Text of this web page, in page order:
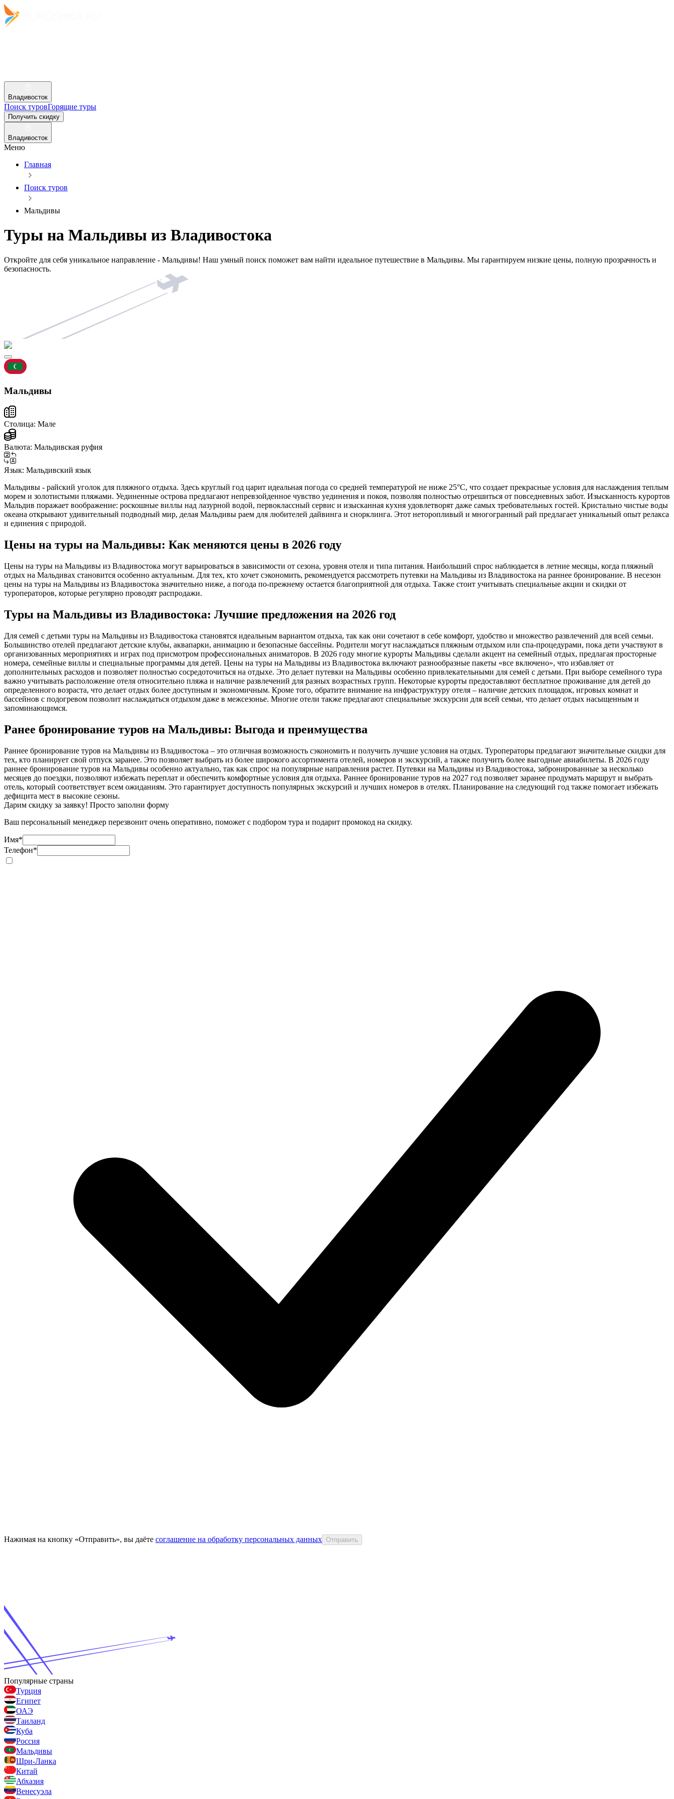
Владивосток
Поиск туровГорящие туры
Получить скидку
Владивосток
Меню
Главная
Поиск туров
Мальдивы
Туры на Мальдивы из Владивостока
Откройте для себя уникальное направление - Мальдивы! Наш умный поиск поможет вам найти идеальное путешествие в Мальдивы. Мы гарантируем низкие цены, полную прозрачность и
безопасность.
Мальдивы
Столица: Мале
Валюта: Мальдивская руфия
Язык: Мальдивский язык
Мальдивы - райский уголок для пляжного отдыха. Здесь круглый год царит идеальная погода со средней температурой не ниже 25°C, что создает прекрасные условия для наслаждения теплым
морем и золотистыми пляжами. Уединенные острова предлагают непревзойденное чувство уединения и покоя, позволяя полностью отрешиться от повседневных забот. Изысканность курортов
Мальдив поражает воображение: роскошные виллы над лазурной водой, первоклассный сервис и изысканная кухня удовлетворят даже самых требовательных гостей. Кристально чистые воды
океана открывают удивительный подводный мир, делая Мальдивы раем для любителей дайвинга и снорклинга. Этот неторопливый и многогранный рай предлагает уникальный опыт релакса
и единения с природой.
Цены на туры на Мальдивы: Как меняются цены в 2026 году
Цены на туры на Мальдивы из Владивостока могут варьироваться в зависимости от сезона, уровня отеля и типа питания. Наибольший спрос наблюдается в летние месяцы, когда пляжный
отдых на Мальдивах становится особенно актуальным. Для тех, кто хочет сэкономить, рекомендуется рассмотреть путевки на Мальдивы из Владивостока на раннее бронирование. В несезон
цены на туры на Мальдивы из Владивостока значительно ниже, а погода по-прежнему остается благоприятной для отдыха. Также стоит учитывать специальные акции и скидки от
туроператоров, которые регулярно проводят распродажи.
Туры на Мальдивы из Владивостока: Лучшие предложения на 2026 год
Для семей с детьми туры на Мальдивы из Владивостока становятся идеальным вариантом отдыха, так как они сочетают в себе комфорт, удобство и множество развлечений для всей семьи.
Большинство отелей предлагают детские клубы, аквапарки, анимацию и безопасные бассейны. Родители могут наслаждаться пляжным отдыхом или спа-процедурами, пока дети участвуют в
организованных мероприятиях и играх под присмотром профессиональных аниматоров. В 2026 году многие курорты Мальдивы сделали акцент на семейный отдых, предлагая просторные
номера, семейные виллы и специальные программы для детей. Цены на туры на Мальдивы из Владивостока включают разнообразные пакеты «все включено», что избавляет от
дополнительных расходов и позволяет полностью сосредоточиться на отдыхе. Это делает путевки на Мальдивы особенно привлекательными для семей с детьми. При выборе семейного тура
важно учитывать расположение отеля относительно пляжа и наличие развлечений для разных возрастных групп. Некоторые курорты предоставляют бесплатное проживание для детей до
определенного возраста, что делает отдых более доступным и экономичным. Кроме того, обратите внимание на инфраструктуру отеля – наличие детских площадок, игровых комнат и
бассейнов с подогревом позволит наслаждаться отдыхом даже в межсезонье. Многие отели также предлагают специальные экскурсии для всей семьи, что делает отдых насыщенным и
запоминающимся.
Ранее бронирование туров на Мальдивы: Выгода и преимущества
Раннее бронирование туров на Мальдивы из Владивостока – это отличная возможность сэкономить и получить лучшие условия на отдых. Туроператоры предлагают значительные скидки для
тех, кто планирует свой отпуск заранее. Это позволяет выбрать из более широкого ассортимента отелей, номеров и экскурсий, а также получить более выгодные авиабилеты. В 2026 году
раннее бронирование туров на Мальдивы особенно актуально, так как спрос на популярные направления растет. Путевки на Мальдивы из Владивостока, забронированные за несколько
месяцев до поездки, позволяют избежать переплат и обеспечить комфортные условия для отдыха. Раннее бронирование туров на 2027 год позволяет заранее продумать маршрут и выбрать
отель, который соответствует всем ожиданиям. Это гарантирует доступность популярных экскурсий и лучших номеров в отелях. Планирование на следующий год также помогает избежать
дефицита мест в высокие сезоны.
Дарим скидку за заявку! Просто заполни форму
Ваш персональный менеджер перезвонит очень оперативно, поможет с подбором тура и подарит промокод на скидку.
Имя*
Телефон*
Нажимая на кнопку «Отправить», вы даёте соглашение на обработку персональных данных Отправить
Популярные страны
Турция
Египет
ОАЭ
Таиланд
Куба
Россия
Мальдивы
Шри-Ланка
Китай
Абхазия
Венесуэла